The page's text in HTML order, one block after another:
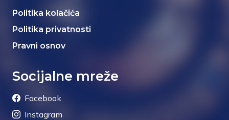
Politika kolačića
Politika privatnosti
Pravni osnov
Socijalne mreže
Facebook
Instagram